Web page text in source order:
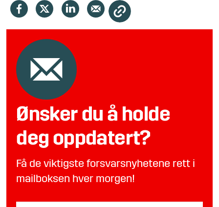
Ønsker du å holde
deg oppdatert?
Få de viktigste forsvarsnyhetene rett i
mailboksen hver morgen!